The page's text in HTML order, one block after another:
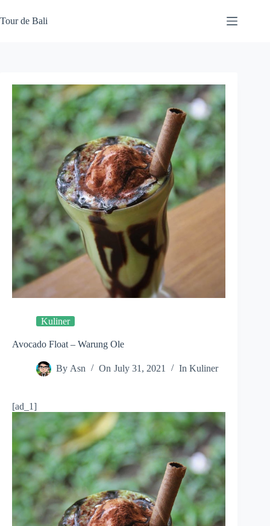
to
content
Tour de Bali
Kuliner
Avocado Float – Warung Ole
By Asn On July 31, 2021 In Kuliner
[ad_1]